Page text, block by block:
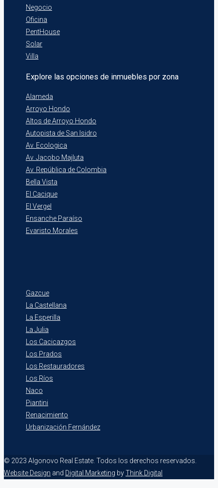
Negocio
Oficina
PentHouse
Solar
Villa
Explore las opciones de inmuebles por zona
Alameda
Arroyo Hondo
Altos de Arroyo Hondo
Autopista de San Isidro
Av. Ecologica
Av. Jacobo Majluta
Av. República de Colombia
Bella Vista
El Cacique
El Vergel
Ensanche Paraíso
Evaristo Morales
Gazcue
La Castellana
La Esperilla
La Julia
Los Cacicazgos
Los Prados
Los Restauradores
Los Ríos
Naco
Piantini
Renacimiento
Urbanización Fernández
© 2023 Algonovo Real Estate. Todos los derechos reservados.
Website Design and Digital Marketing byThink Digital